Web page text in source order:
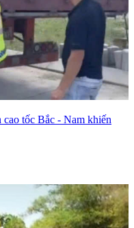
tốc Bắc - Nam khiến